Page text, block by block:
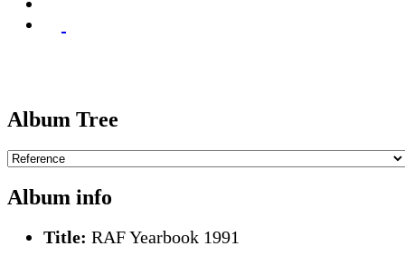
Album Tree
Album info
Title: RAF Yearbook 1991